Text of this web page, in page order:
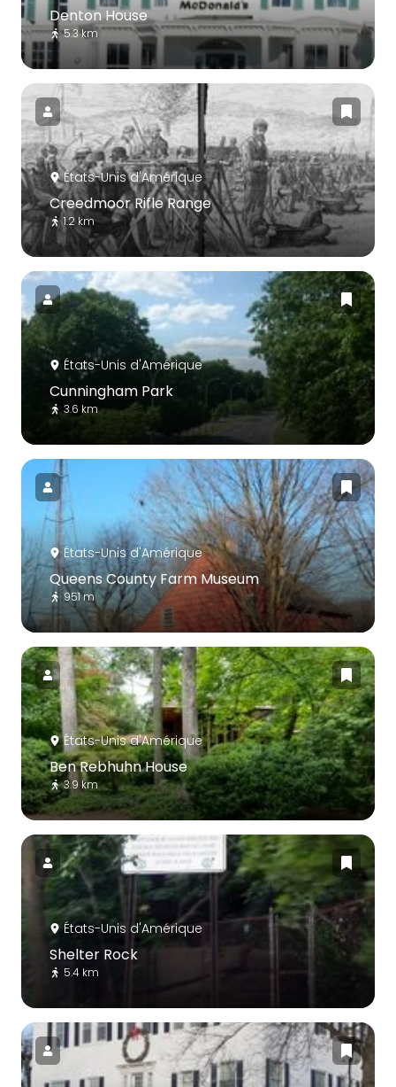
Denton House
5.3 km
États-Unis d'Amérique
Creedmoor Rifle Range
1.2 km
États-Unis d'Amérique
Cunningham Park
3.6 km
États-Unis d'Amérique
Queens County Farm Museum
951 m
États-Unis d'Amérique
Ben Rebhuhn House
3.9 km
États-Unis d'Amérique
Shelter Rock
5.4 km